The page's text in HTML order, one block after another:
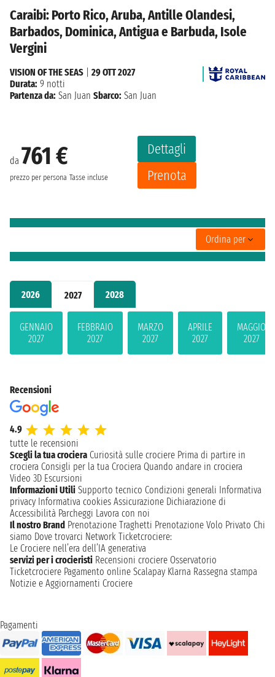
2026 2027 2028
GENNAIO
2027
FEBBRAIO
2027
MARZO
2027
APRILE
2027
MAGGIO
2027
Caraibi: Porto Rico, Aruba, Antille Olandesi,
Barbados, Dominica, Antigua e Barbuda, Isole
Vergini
da 761 €
prezzo per persona Tasse incluse
Dettagli
Prenota
VISION OF THE SEAS
29 OTT 2027
Durata: 9 notti
Partenza da: San Juan Sbarco: San Juan
Ordina per
Recensioni
4.9
tutte le recensioni
Scegli la tua crociera Curiosità sulle crociere Prima di partire in
crociera Consigli per la tua Crociera Quando andare in crociera
Video 3D Escursioni
Informazioni Utili Supporto tecnico Condizioni generali Informativa
privacy Informativa cookies Assicurazione Dichiarazione di
Accessibilità Parcheggi Lavora con noi
Il nostro Brand Prenotazione Traghetti Prenotazione Volo Privato Chi
siamo Dove trovarci Network Ticketcrociere:
Le Crociere nell’era dell’IA generativa
servizi per i crocieristi Recensioni crociere Osservatorio
Ticketcrociere Pagamento online Scalapay Klarna Rassegna stampa
Notizie e Aggiornamenti Crociere
Pagamenti